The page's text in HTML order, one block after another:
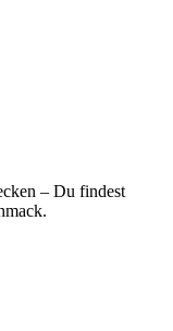
– Du findest